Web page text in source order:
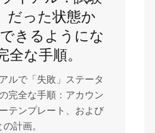
だった状態か
きるようにな
な手順。
ルで「失敗」ステータ
完全な手順：アカウン
テンプレート、および
計画。